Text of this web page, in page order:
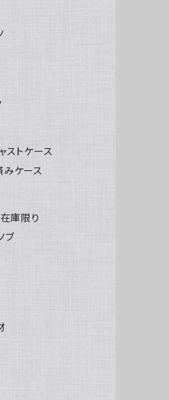
ストケース
ケース
在庫限り
ブ